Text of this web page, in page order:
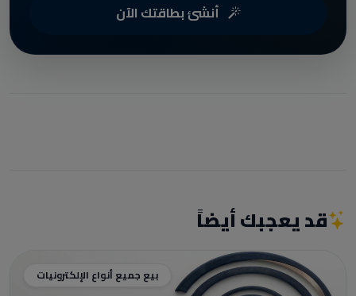
أنشئ بطاقتك الآن
قد يعجبك أيضاً
بيع جميع أنواع الإلكترونيات